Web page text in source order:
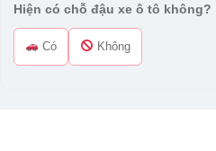
Hiện có chỗ đậu xe ô tô không?
Có Không